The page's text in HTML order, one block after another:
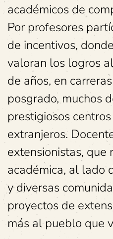
académicos de
Por profesores
de incentivos,
valoran los logros
de años, en
posgrado, muchos
prestigiosos
extranjeros.
extensionistas, que
académica, al lado
y diversas
proyectos de
más al pueblo que